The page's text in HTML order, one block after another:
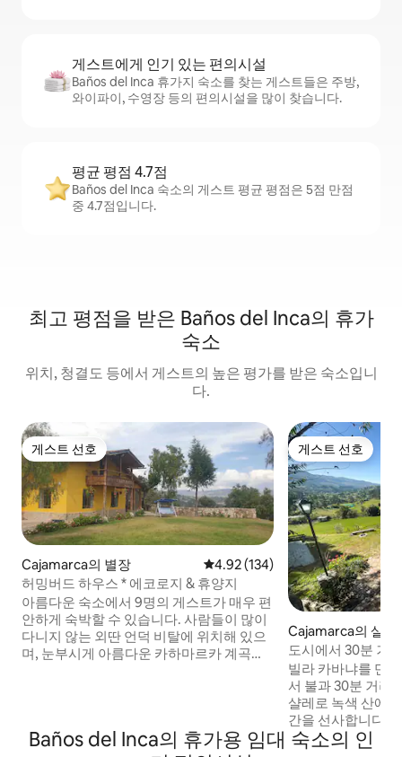
게스트에게 인기 있는 편의시설
Baños del Inca 휴가지 숙소를 찾는 게스트들은 주방,
와이파이, 수영장 등의 편의시설을 많이 찾습니다.
평균 평점 4.7점
Baños del Inca 숙소의 게스트 평균 평점은 5점 만점
중 4.7점입니다.
최고 평점을 받은 Baños del Inca의 휴가
숙소
위치, 청결도 등에서 게스트의 높은 평가를 받은 숙소입니
다.
게스트 선호
게스트 선호
Cajamarca의 별장 평점 4.92점(5점 만점), 후기 134
4.92 (134)
허밍버드 하우스 * 에코로지 & 휴양지
아름다운 숙소에서 9명의 게스트가 매우 편
안하게 숙박할 수 있습니다. 사람들이 많이
다니지 않는 외딴 언덕 비탈에 위치해 있으
며, 눈부시게 아름다운 카하마르카 계곡이
이, 벽으로 둘러싸인 정원, 2헥타르의 부지
게스트 선호
게스트 선호
Cajamarca의 샬레
도시에서 30분 거
두막
빌라 카바냐를 만
서 불과 30분 거리
샬레로 녹색 산에
간을 선사합니다
수 있는 아늑한 분
Baños del Inca의 휴가용 임대 숙소의 인